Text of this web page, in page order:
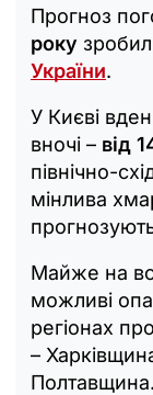
Прогноз
року
України.
У Києві
вночі – від
північно-
мінлива
Майже на
можливі
регіонах
–
Полтавщина.